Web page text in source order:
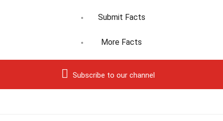
Submit Facts
More Facts
Subscribe to our channel